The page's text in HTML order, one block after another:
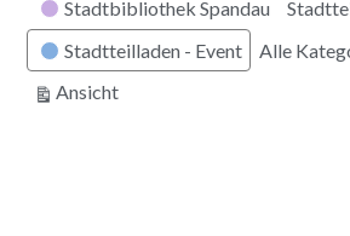
Stadtbibliothek Spandau
Stadtteilladen - Event
Alle
Ansichtausdrucken